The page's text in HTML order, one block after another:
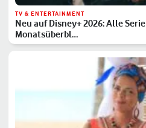
TV & ENTERTAINMENT
Neu auf Disney+ 2026: Alle
Monatsüberbl…